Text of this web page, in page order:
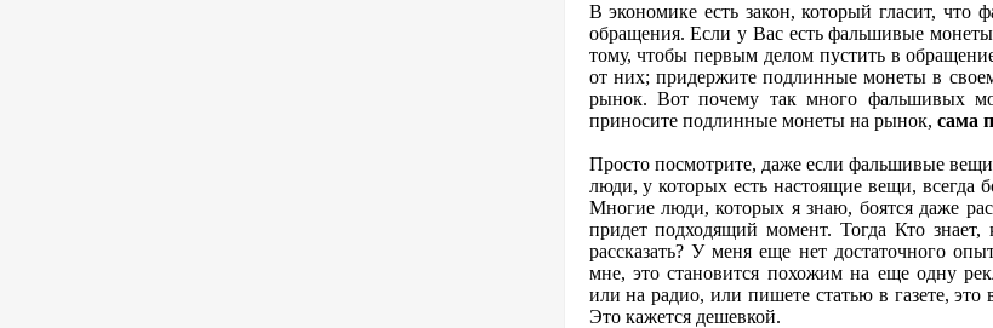
В экономике есть закон, который гласит,
обращения. Если у Вас есть фальшивые
тому, чтобы первым делом пустить в
от них; придержите подлинные монеты в
рынок. Вот почему так много фальшивых
приносите подлинные монеты на рынок, сама
Просто посмотрите, даже если фальшивые
люди, у которых есть настоящие вещи, всегда
Многие люди, которых я знаю, боятся даже
придет подходящий момент. Тогда Кто
рассказать? У меня еще нет достаточного
мне, это становится похожим на еще одну
или на радио, или пишете статью в газете, это
Это кажется дешевкой.